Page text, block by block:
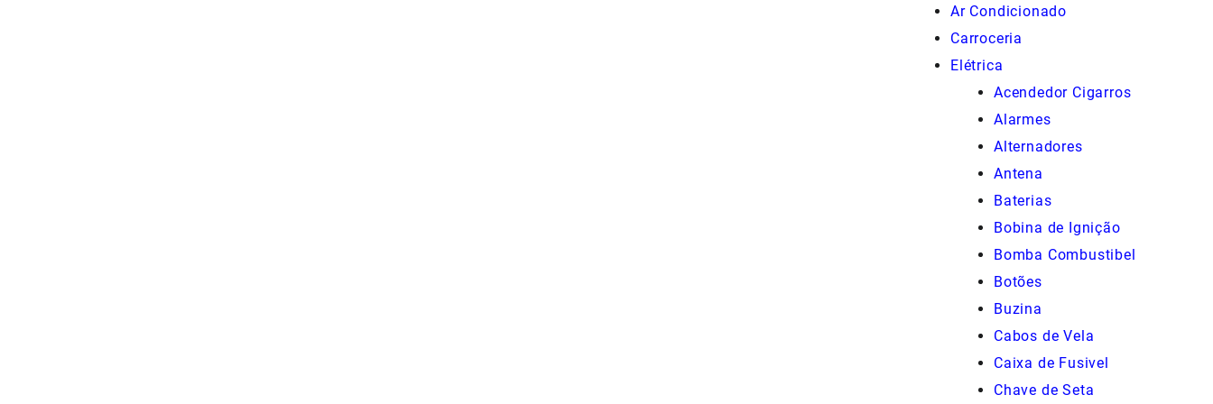
Ar Condicionado
Carroceria
Elétrica
Acendedor Cigarros
Alarmes
Alternadores
Antena
Baterias
Bobina de Ignição
Bomba Combustibel
Botões
Buzina
Cabos de Vela
Caixa de Fusivel
Chave de Seta